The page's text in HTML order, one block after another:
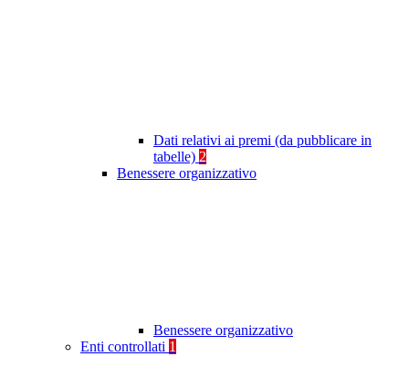
Dati relativi ai premi (da pubblicare in
tabelle) 2
Benessere organizzativo
Benessere organizzativo
Enti controllati 1